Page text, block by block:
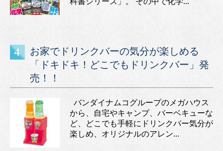
お家でドリンクバーの気分が楽しめる
「ドキドキ！どこでもドリンクバー」発
売！！
バンダイナムコグループのメガハウス
から、自宅やキャンプ、バーベキューな
ど、どこでも手軽にドリンクバー気分が
楽しめ、オリジナルのアレン...